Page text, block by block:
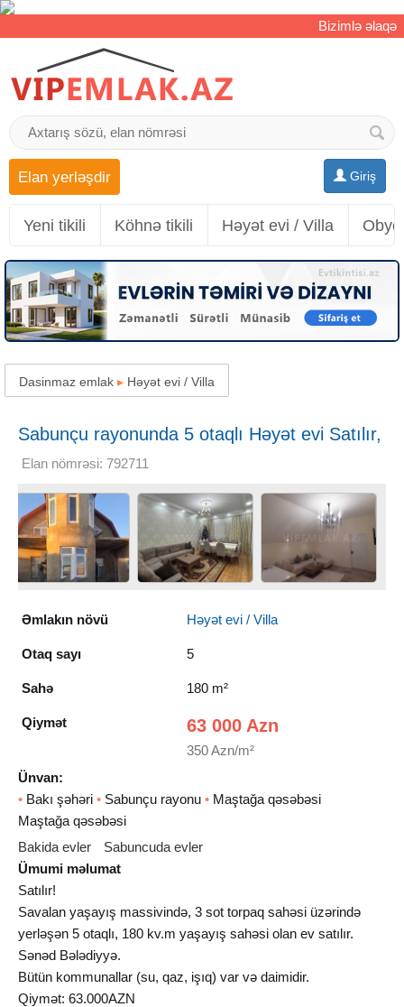
Bizimlə əlaqə
Giriş
Elan yerləşdir
Yeni tikili Köhnə tikili Həyət evi / Villa
Dasinmaz emlak ▸ Həyət evi / Villa
Sabunçu rayonunda 5 otaqlı Həyət evi Satılır,
180 m²
Elan nömrəsi: 792711
Əmlakın növü Həyət evi / Villa
Otaq sayı 5
Sahə 180 m²
Qiymət 63 000 Azn
350 Azn/m²
Ünvan:
• Bakı şəhəri • Sabunçu rayonu • Maştağa qəsəbəsi
Maştağa qəsəbəsi
Bakida evler
Sabuncuda evler
Ümumi məlumat
Satılır!
Savalan yaşayış massivində, 3 sot torpaq sahəsi üzərində
yerləşən 5 otaqlı, 180 kv.m yaşayış sahəsi olan ev satılır.
Sənəd Bələdiyyə.
Bütün kommunallar (su, qaz, işıq) var və daimidir.
Qiymət: 63.000AZN